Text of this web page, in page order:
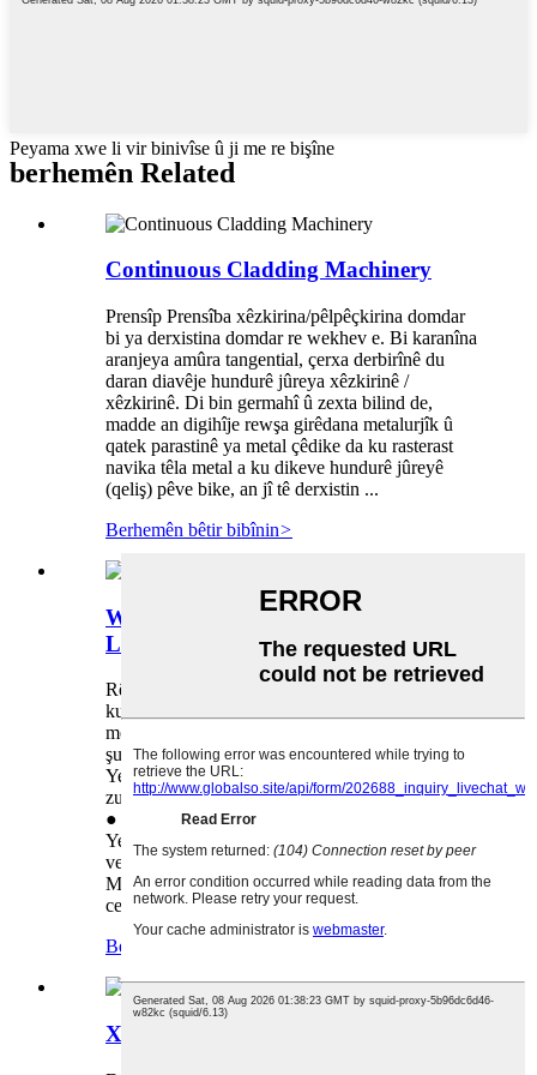
Peyama xwe li vir binivîse û ji me re bişîne
berhemên Related
Continuous Cladding Machinery
Prensîp Prensîba xêzkirina/pêlpêçkirina domdar
bi ya derxistina domdar re wekhev e. Bi karanîna
aranjeya amûra tangential, çerxa derbirînê du
daran diavêje hundurê jûreya xêzkirinê /
xêzkirinê. Di bin germahî û zexta bilind de,
madde an digihîje rewşa girêdana metalurjîk û
qatek parastinê ya metal çêdike da ku rasterast
navika têla metal a ku dikeve hundurê jûreyê
(qeliş) pêve bike, an jî tê derxistin ...
Berhemên bêtir bibînin>
Welding Wire Drawing & Coppering
Line
Rêz ji hêla makîneyên jêrîn ve pêk tê ● Peredana
kulîlkê ya bi tîpa asoyî an vertîkal ● Paqijkera
mekanîkî & Paqijkera kembera qûmê ● Yekîneya
şuştina avê & yekîneya hilgirtina elektrolîtîk ●
Yekîneya kelandina boraxê & yekîneya
zuwakirinê ● makîneya xêzkirina ziwa ya 1mîn
● makîneya xêzkirina ziwa ya 2yemîn ●
Yekîneya şuştin û hilgirtina ava sêalî ya
vezîvirandin ● Yekîneya pêlavkirina sifir ●
Makîneya derbasbûna çerm ● Veguheztina
celebê qulikê ● Vegerandina qatê ...
Berhemên bêtir bibînin
Xeta Girtina Têl & Rope